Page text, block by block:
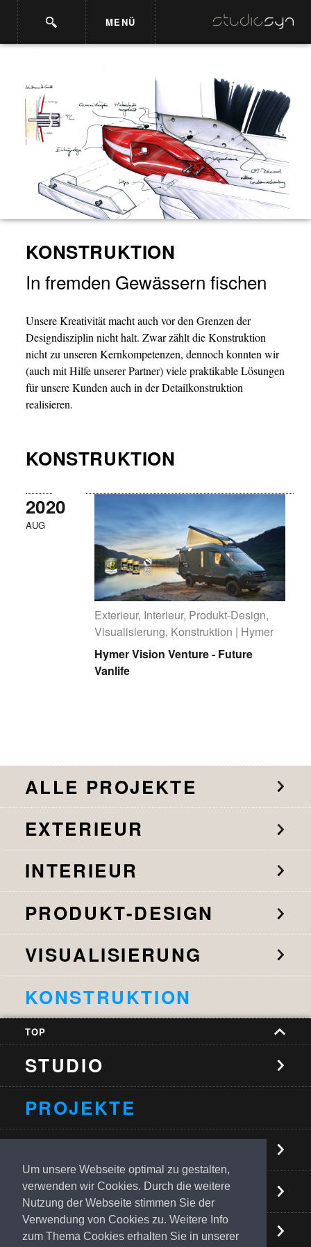
Um unsere Webseite optimal zu gestalten,
verwenden wir Cookies. Durch die weitere
Nutzung der Webseite stimmen Sie der
Verwendung von Cookies zu. Weitere Info
zum Thema Cookies erhalten Sie in unserer
MENÜ
KONSTRUKTION
In fremden Gewässern fischen
Unsere Kreativität macht auch vor den Grenzen der
Designdisziplin nicht halt. Zwar zählt die Konstruktion
nicht zu unseren Kernkompetenzen, dennoch konnten wir
(auch mit Hilfe unserer Partner) viele praktikable Lösungen
für unsere Kunden auch in der Detailkonstruktion
realisieren.
KONSTRUKTION
2020
AUG
Exterieur, Interieur, Produkt-Design,
Visualisierung, Konstruktion | Hymer
Hymer Vision Venture - Future
Vanlife
ALLE PROJEKTE
EXTERIEUR
INTERIEUR
PRODUKT-DESIGN
VISUALISIERUNG
KONSTRUKTION
TOP
STUDIO
PROJEKTE
KONTAKT